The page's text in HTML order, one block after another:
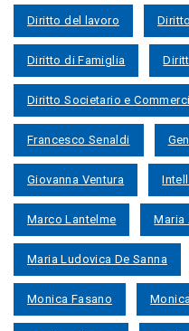
Diritto del lavoro
Diritto di Famiglia
Diritto Societario e
Francesco Senaldi
Giovanna Ventura
Marco Lantelme Maria
Maria Ludovica De Sanna
Monica Fasano